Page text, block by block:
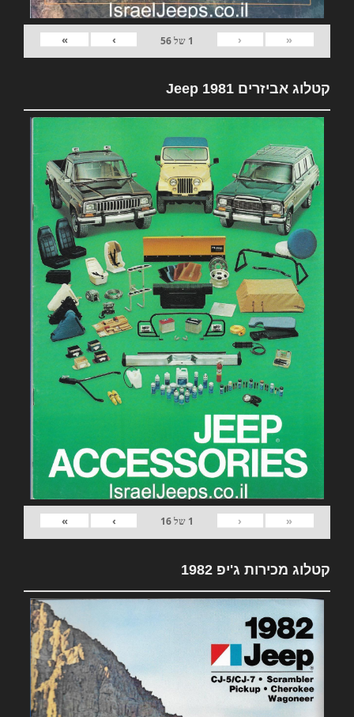
«
‹
1 של56
›
»
קטלוג אביזרים 1981 Jeep
«
‹
1 של16
›
»
קטלוג מכירות ג'יפ 1982